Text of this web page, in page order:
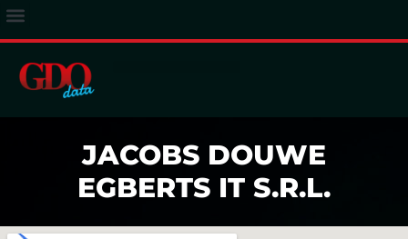
JACOBS DOUWE
EGBERTS IT S.R.L.